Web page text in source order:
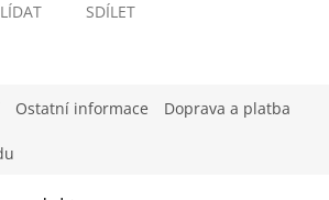
SDÍLET
Ostatní informace Doprava a platba